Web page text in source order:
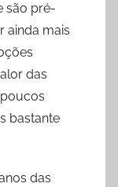
são pré-
ainda mais
das
bastante
das